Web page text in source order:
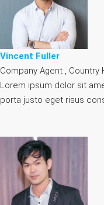
Vincent Fuller
Company Agent , Country
Lorem ipsum dolor sit
porta justo eget risus